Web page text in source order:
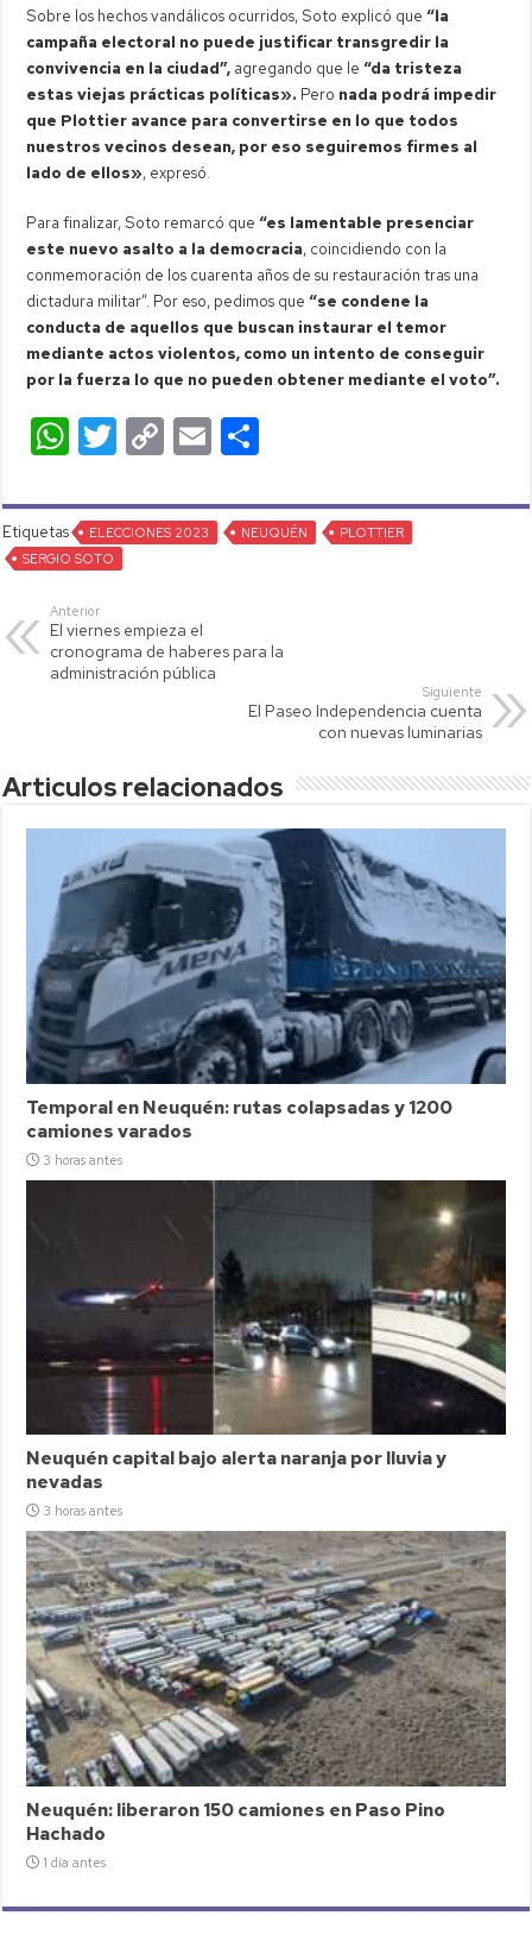
Sobre los hechos vandálicos ocurridos, Soto explicó que“la
campaña electoral no puede justificar transgredir la
convivencia en la ciudad”, agregando que le“da tristeza
estas viejas prácticas políticas». Pero nada podrá impedir
que Plottier avance para convertirse en lo que todos
nuestros vecinos desean, por eso seguiremos firmes al
lado de ellos», expresó.
Para finalizar, Soto remarcó que“es lamentable presenciar
este nuevo asalto a la democracia, coincidiendo con la
conmemoración de los cuarenta años de su restauración tras una
dictadura militar”. Por eso, pedimos que“se condene la
conducta de aquellos que buscan instaurar el temor
mediante actos violentos, como un intento de conseguir
por la fuerza lo que no pueden obtener mediante el voto”.
W
at
s
A
p
p
T
tt
er
C
p
y
nk
E
ail m
p
Etiquetas ELECCIONES 2023 NEUQUÉN
PLOTTIER
SERGIO SOTO
Anterior
El viernes empieza el
cronograma de haberes para la
administración pública
Siguiente
El Paseo Independencia cuenta
con nuevas luminarias
Articulos relacionados
Temporal en Neuquén: rutas colapsadas y 1200
camiones varados
3 horas antes
Neuquén capital bajo alerta naranja por lluvia y
nevadas
3 horas antes
Neuquén: liberaron 150 camiones en Paso Pino
Hachado
1 día antes